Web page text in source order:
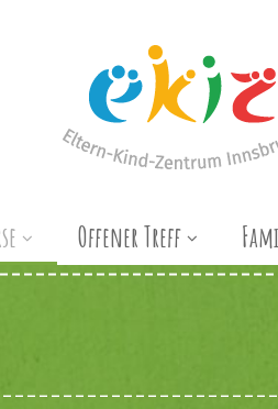
Offener Treff